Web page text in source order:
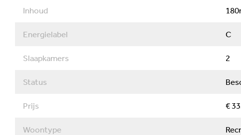
geschieden onder de lusten en lasten van de toeristische
Inhoud 180
Energielabel C
Slaapkamers 2
Status
Prijs €
Woontype